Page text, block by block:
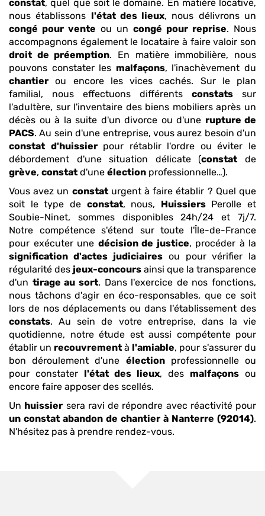
constat, quel que soit le domaine. En matière locative,
nous établissons l'état des lieux, nous délivrons un
congé pour vente ou un congé pour reprise. Nous
accompagnons également le locataire à faire valoir son
droit de préemption. En matière immobilière, nous
pouvons constater les malfaçons, l'inachèvement du
chantier ou encore les vices cachés. Sur le plan
familial, nous effectuons différents constats sur
l'adultère, sur l'inventaire des biens mobiliers après un
décès ou à la suite d'un divorce ou d'une rupture de
PACS. Au sein d'une entreprise, vous aurez besoin d'un
constat d'huissierpour rétablir l'ordre ou éviter le
débordement d'une situation délicate (constat de
grève, constat d'une élection professionnelle…).
Vous avez un constaturgent à faire établir ? Quel que
soit le type de constat, nous, HuissiersPerolle et
Soubie-Ninet, sommes disponibles 24h/24 et 7j/7.
Notre compétence s'étend sur toute l'Île-de-France
pour exécuter une décision de justice, procéder à la
signification d'actes judiciaires ou pour vérifier la
régularité des jeux-concours ainsi que la transparence
d'un tirage au sort. Dans l'exercice de nos fonctions,
nous tâchons d'agir en éco-responsables, que ce soit
lors de nos déplacements ou dans l'établissement des
constats. Au sein de votre entreprise, dans la vie
quotidienne, notre étude est aussi compétente pour
établir un recouvrement à l'amiable, pour s'assurer du
bon déroulement d'une électionprofessionnelle ou
pour constater l'état des lieux, des malfaçons ou
encore faire apposer des scellés.
Un huissier sera ravi de répondre avec réactivité pour
un constat abandon de chantier à Nanterre (92014).
N'hésitez pas à prendre rendez-vous.